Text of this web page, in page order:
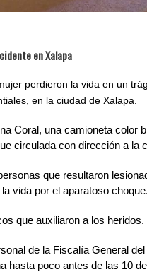
en Xalapa
perdieron la vida en un
en la ciudad de Xalapa.
Coral, una camioneta color
circulada con dirección a la
que resultaron
vida por el aparatoso choque.
que auxiliaron a los heridos.
de la Fiscalía General
hasta poco antes de las 10